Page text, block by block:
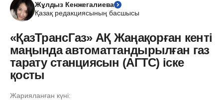
Жұлдыз Кенжегалиева
Қазақ редакциясының басшысы
«ҚазТрансГаз» АҚ Жаңақорған кенті
маңында автоматтандырылған газ
тарату станциясын (АГТС) іске
қосты
Жарияланған күні: